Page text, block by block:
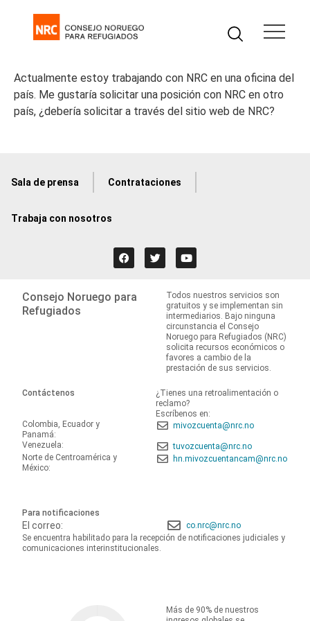
Actualmente estoy trabajando con NRC en una oficina del
país. Me gustaría solicitar una posición con NRC en otro
país, ¿debería solicitar a través del sitio web de NRC?
Sala de prensa Contrataciones
Trabaja con nosotros
Consejo Noruego para
Refugiados
Todos nuestros servicios son
gratuitos y se implementan sin
intermediarios. Bajo ninguna
circunstancia el Consejo
Noruego para Refugiados (NRC)
solicita recursos económicos o
favores a cambio de la
prestación de sus servicios.
Contáctenos
¿Tienes una retroalimentación o
reclamo?
Escríbenos en:
Colombia, Ecuador y
Panamá:
mivozcuenta@nrc.no
Venezuela:
tuvozcuenta@nrc.no
Norte de Centroamérica y
México:
hn.mivozcuentancam@nrc.no
Para notificaciones
El correo:
co.nrc@nrc.no
Se encuentra habilitado para la recepción de notificaciones judiciales y
comunicaciones interinstitucionales.
Más de 90% de nuestros